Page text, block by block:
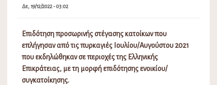
Δε, 19/12/2022 - 03:02
Επιδότηση προσωρινής στέγασης κατοίκων που
επλήγησαν από τις πυρκαγιές Ιουλίου/Αυγούστου 2021
που εκδηλώθηκαν σε περιοχές της Ελληνικής
Επικράτειας, με τη μορφή επιδότησης ενοικίου/
συγκατοίκησης.